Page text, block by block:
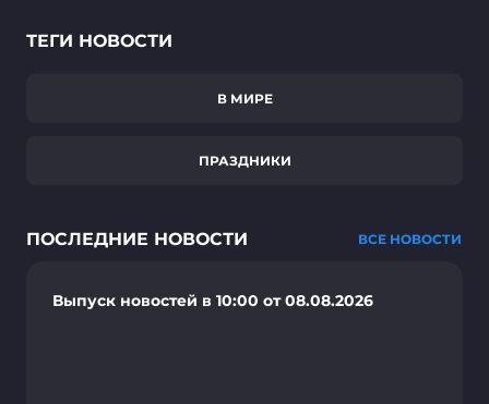
ТЕГИ НОВОСТИ
В МИРЕ
ПРАЗДНИКИ
ПОСЛЕДНИЕ НОВОСТИ ВСЕ НОВОСТИ
Выпуск новостей в 10:00 от 08.08.2026